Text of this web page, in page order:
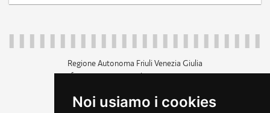
Noi usiamo i cookies
Regione Autonoma Friuli Venezia Giulia
c.f. 80014930327; p.iva 00526040324
+39 040 3771111